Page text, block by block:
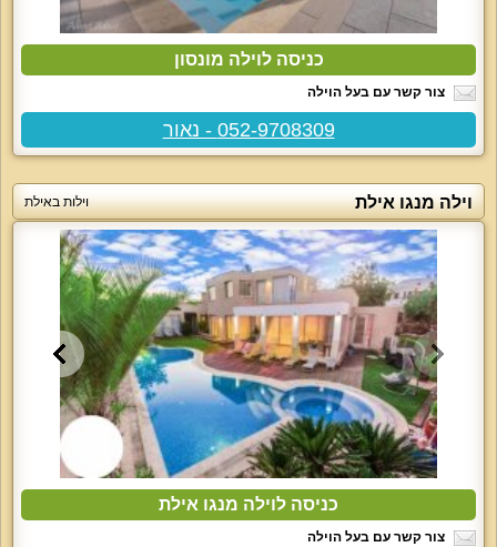
כניסה לוילה מונסון
צור קשר עם בעל הוילה
052-9708309 - נאור
וילה מנגו אילת וילות באילת
כניסה לוילה מנגו אילת
צור קשר עם בעל הוילה